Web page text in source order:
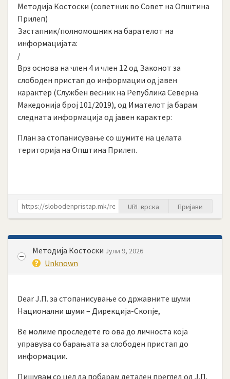
Методија Костоски (советник во Совет на Општина
Прилеп)
Застапник/полномошник на барателот на
информацијата:
/
Врз основа на член 4 и член 12 од Законот за
слободен пристап до информации од јавен
карактер (Службен весник на Република Северна
Македонија број 101/2019), од Имателот ја барам
следната информација од јавен карактер:
План за стопанисување со шумите на целата
територија на Општина Прилеп.
URL врска Пријави
Методија Костоски Јули 9, 2026
Unknown
Dear Ј.П. за стопанисување со државните шуми
Национални шуми – Дирекција-Скопје,
Ве молиме проследете го ова до личноста која
управува со барањата за слободен пристап до
информации.
Пишувам со цел да побарам детален преглед од Ј.П.